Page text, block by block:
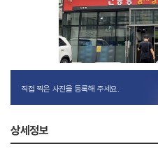
직접 찍은 사진을 등록해 주세요.
상세정보